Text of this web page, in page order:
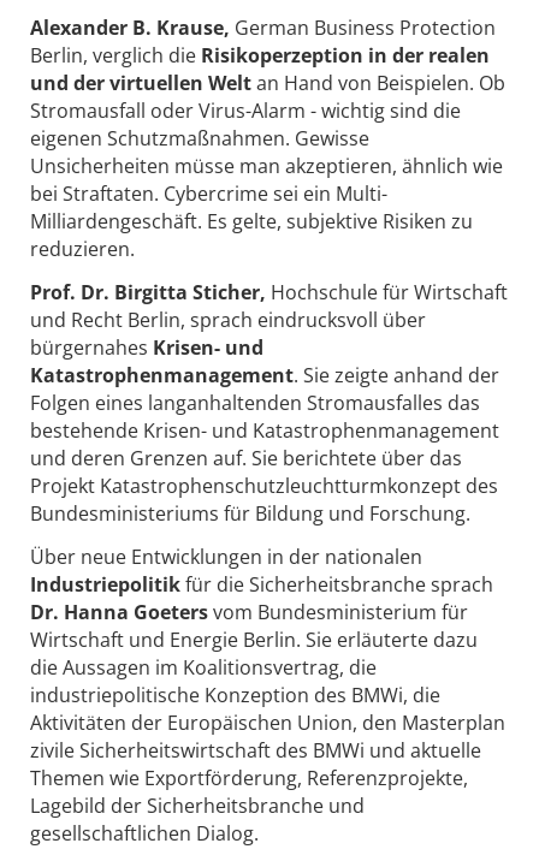
Alexander B. Krause, German Business Protection
Berlin, verglich die Risikoperzeption in der realen
und der virtuellen Weltan Hand von Beispielen. Ob
Stromausfall oder Virus-Alarm - wichtig sind die
eigenen Schutzmaßnahmen. Gewisse
Unsicherheiten müsse man akzeptieren, ähnlich wie
bei Straftaten. Cybercrime sei ein Multi-
Milliardengeschäft. Es gelte, subjektive Risiken zu
reduzieren.
Prof. Dr. Birgitta Sticher, Hochschule für Wirtschaft
und Recht Berlin, sprach eindrucksvoll über
bürgernahes Krisen- und
Katastrophenmanagement. Sie zeigte anhand der
Folgen eines langanhaltenden Stromausfalles das
bestehende Krisen- und Katastrophenmanagement
und deren Grenzen auf. Sie berichtete über das
Projekt Katastrophenschutzleuchtturmkonzept des
Bundesministeriums für Bildung und Forschung.
Über neue Entwicklungen in der nationalen
Industriepolitikfür die Sicherheitsbranche sprach
Dr. Hanna Goetersvom Bundesministerium für
Wirtschaft und Energie Berlin. Sie erläuterte dazu
die Aussagen im Koalitionsvertrag, die
industriepolitische Konzeption des BMWi, die
Aktivitäten der Europäischen Union, den Masterplan
zivile Sicherheitswirtschaft des BMWi und aktuelle
Themen wie Exportförderung, Referenzprojekte,
Lagebild der Sicherheitsbranche und
gesellschaftlichen Dialog.